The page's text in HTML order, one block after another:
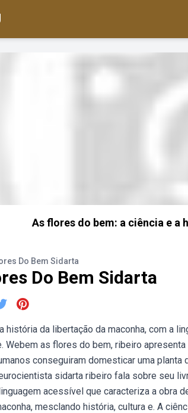
As flores do bem: a ciência e a
Do Bem Sidarta
Do Bem Sidarta
história da libertação da maconha, com a
Webem as flores do bem, ribeiro
conseguiram domesticar uma
sidarta ribeiro fala sobre seu
acessível que caracteriza a obra
mesclando história, cultura e. A